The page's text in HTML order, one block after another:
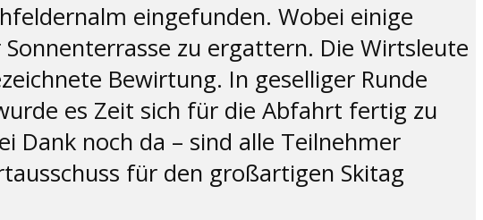
eingefunden. Wobei einige
zu ergattern. Die Wirtsleute
Bewirtung. In geselliger Runde
es Zeit sich für die Abfahrt fertig zu
Dank noch da – sind alle Teilnehmer
für den großartigen Skitag